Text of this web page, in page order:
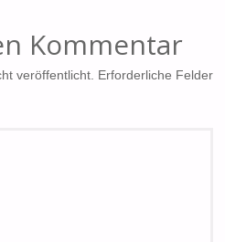
Kommentar
veröffentlicht. Erforderliche Felder